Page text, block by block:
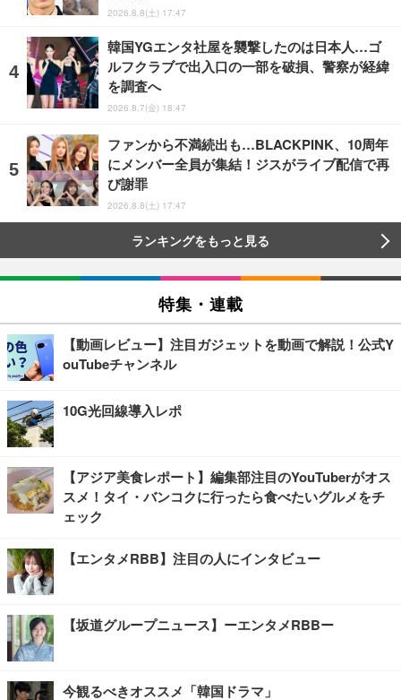
2026.8.8(土) 17:47
韓国YGエンタ社屋を襲撃したのは日本人…ゴ
ルフクラブで出入口の一部を破損、警察が経緯
を調査へ
2026.8.7(金) 18:47
ファンから不満続出も…BLACKPINK、10周年
にメンバー全員が集結！ジスがライブ配信で再
び謝罪
2026.8.8(土) 17:47
ランキングをもっと見る
特集・連載
【動画レビュー】注目ガジェットを動画で解説！公式Y
ouTubeチャンネル
10G光回線導入レポ
【アジア美食レポート】編集部注目のYouTuberがオス
スメ！タイ・バンコクに行ったら食べたいグルメをチ
ェック
【エンタメRBB】注目の人にインタビュー
【坂道グループニュース】ーエンタメRBBー
今観るべきオススメ「韓国ドラマ」